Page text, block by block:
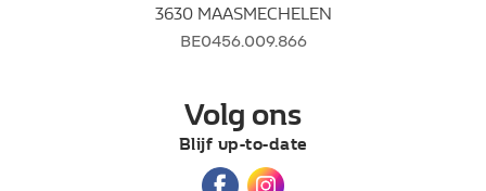
3630 MAASMECHELEN
BE0456.009.866
Volg ons
Blijf up-to-date